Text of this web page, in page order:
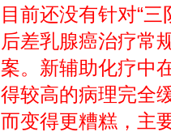
目前还没有针对“
后差乳腺癌治疗常
案。新辅助化疗中
得较高的病理完全
而变得更糟糕，主